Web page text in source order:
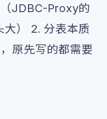
JDBC-Proxy的
大） 2. 分表本质
原先写的都需要